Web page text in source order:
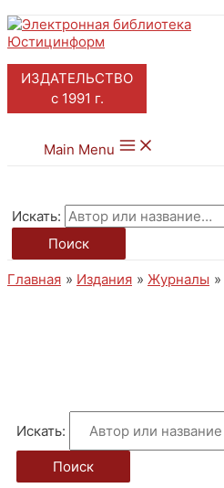
ИЗДАТЕЛЬСТВО
с 1991 г.
Main Menu
Искать:
Поиск
Главная Издания Журналы
Искать:
Поиск